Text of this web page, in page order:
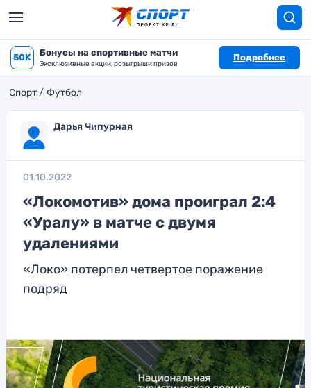
50K Бонусы на спортивные матчи
Эксклюзивные акции, розыгрыши призов
Подробнее
Спорт Футбол
Дарья Чипурная
01.10.2022
«Локомотив» дома проиграл 2:4
«Уралу» в матче с двумя
удалениями
«Локо» потерпел четвертое поражение
подряд